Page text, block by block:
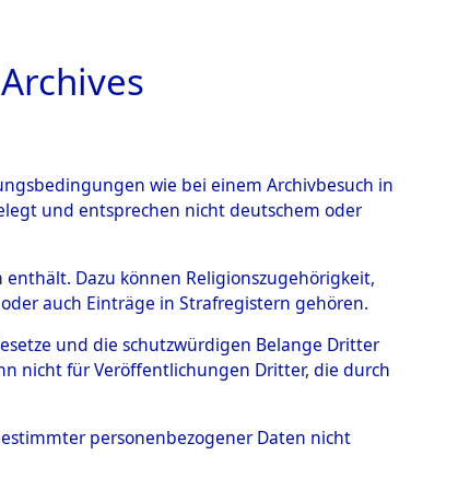
Action").→0002
wie bei einem Archivbesuch in
und entsprechen nicht deutschem oder
Dazu können Religionszugehörigkeit,
auch Einträge in Strafregistern gehören.
und die schutzwürdigen Belange Dritter
nicht für Veröffentlichungen Dritter, die durch
personenbezogener Daten nicht